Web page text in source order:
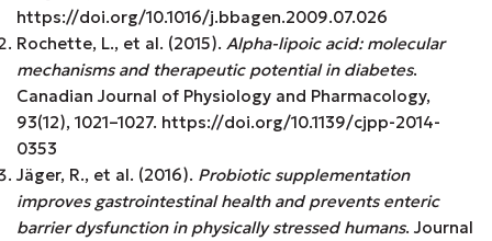
https://doi.org/10.1016/j.bbagen.2009.07.026
Rochette, L., et al. (2015). Alpha-lipoic acid: molecular
mechanisms and therapeutic potential in diabetes.
Canadian Journal of Physiology and Pharmacology,
93(12), 1021–1027. https://doi.org/10.1139/cjpp-2014-
0353
Jäger, R., et al. (2016). Probiotic supplementation
improves gastrointestinal health and prevents enteric
barrier dysfunction in physically stressed humans. Journal